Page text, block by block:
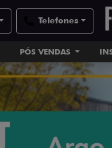
Telefones
PÓS VENDAS